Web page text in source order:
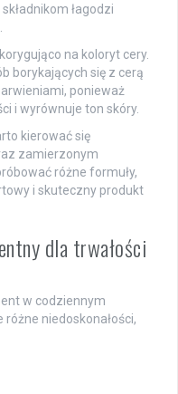
łagodzi
na koloryt cery.
borykających się z cerą
ponieważ
i wyrównuje ton skóry.
kierować się
zamierzonym
różne formuły,
i skuteczny produkt
dla trwałości
w codziennym
niedoskonałości,